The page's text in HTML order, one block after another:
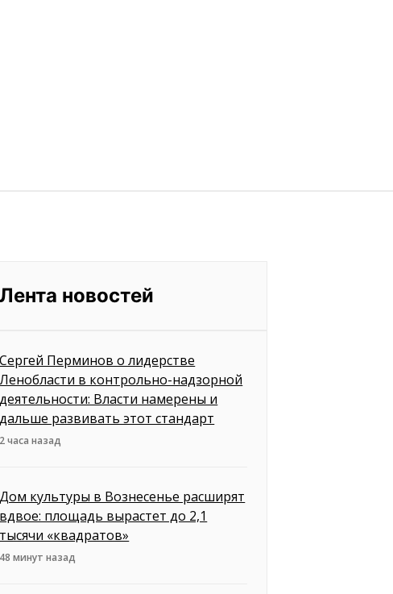
Лента новостей
Сергей Перминов о лидерстве
Ленобласти в контрольно-надзорной
деятельности: Власти намерены и
дальше развивать этот стандарт
2 часа назад
Дом культуры в Вознесенье расширят
вдвое: площадь вырастет до 2,1
тысячи «квадратов»
48 минут назад